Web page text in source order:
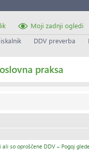
Moji zadnji ogledi
DDV preverba
praksa
ali so oproščene DDV – Pogoj